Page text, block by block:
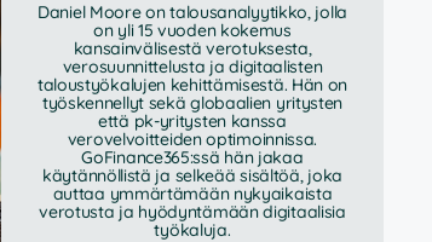
Daniel Moore on talousanalyytikko, jolla
on yli 15 vuoden kokemus
kansainvälisestä verotuksesta,
verosuunnittelusta ja digitaalisten
taloustyökalujen kehittämisestä. Hän on
työskennellyt sekä globaalien yritysten
että pk-yritysten kanssa
verovelvoitteiden optimoinnissa.
GoFinance365:ssä hän jakaa
käytännöllistä ja selkeää sisältöä, joka
auttaa ymmärtämään nykyaikaista
verotusta ja hyödyntämään digitaalisia
työkaluja.